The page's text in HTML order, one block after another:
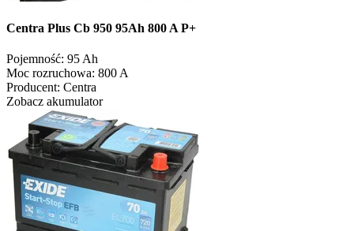
Centra Plus Cb 950 95Ah 800 A P+
Pojemność: 95 Ah
Moc rozruchowa: 800 A
Producent: Centra
Zobacz akumulator